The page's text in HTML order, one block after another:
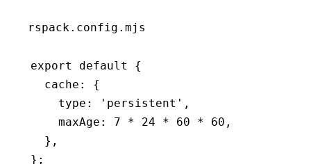
rspack.config.mjs
export default
{
  cache
:
{
    type
: 'persistent' ,
    maxAge
: 7 * 24 * 60 * 60 ,
  }
,
};